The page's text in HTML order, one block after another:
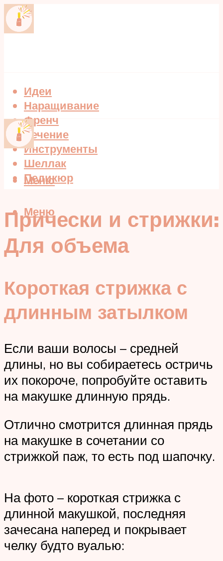
Идеи
Наращивание
Френч
Лечение
Инструменты
Шеллак
Педикюр
Меню
Меню
Прически и стрижки:
Для объема
Короткая стрижка с
длинным затылком
Если ваши волосы – средней
длины, но вы собираетесь остричь
их покороче, попробуйте оставить
на макушке длинную прядь.
Отлично смотрится длинная прядь
на макушке в сочетании со
стрижкой паж, то есть под шапочку.
На фото – короткая стрижка с
длинной макушкой, последняя
зачесана наперед и покрывает
челку будто вуалью: